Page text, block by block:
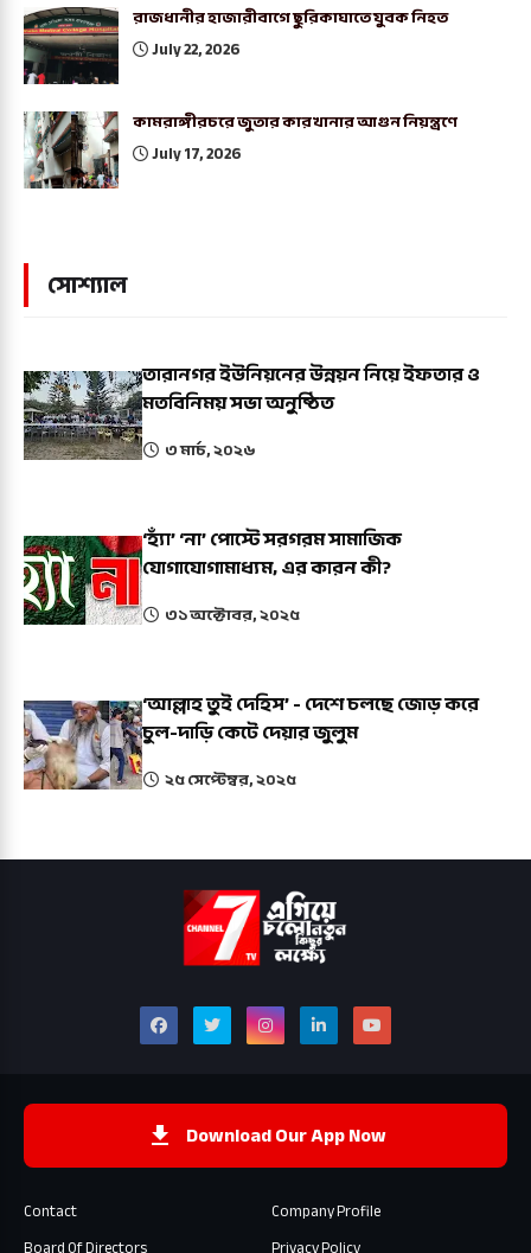
রাজধানীর হাজারীবাগে ছুরিকাঘাতে যুবক নিহত
July 22, 2026
কামরাঙ্গীরচরে জুতার কারখানার আগুন নিয়ন্ত্রণে
July 17, 2026
সোশ্যাল
তারানগর ইউনিয়নের উন্নয়ন নিয়ে ইফতার ও
মতবিনিময় সভা অনুষ্ঠিত
৩ মার্চ, ২০২৬
‘হ্যাঁ’ ‘না’ পোস্টে সরগরম সামাজিক
যোগাযোগামাধ্যম, এর কারন কী?
৩১ অক্টোবর, ২০২৫
‘আল্লাহ তুই দেহিস’ - দেশে চলছে জোড় করে
চুল-দাড়ি কেটে দেয়ার জুলুম
২৫ সেপ্টেম্বর, ২০২৫
Download Our App Now
Contact
Company Profile